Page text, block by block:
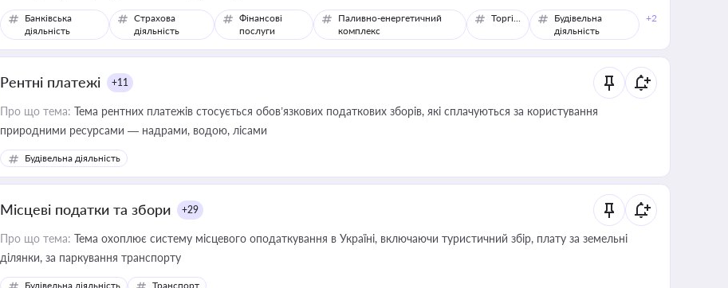
Банківська
діяльність
Страхова
діяльність
Фінансові
послуги
Паливно-енергетичний
комплекс
Торгівля
Будівельна
діяльність
+2
Рентні платежі +11
Про що тема: Тема рентних платежів стосується обов’язкових податкових зборів, які сплачуються за користування
природними ресурсами — надрами, водою, лісами
Будівельна діяльність
Місцеві податки та збори +29
Про що тема: Тема охоплює систему місцевого оподаткування в Україні, включаючи туристичний збір, плату за земельні
ділянки, за паркування транспорту
Будівельна діяльність Транспорт